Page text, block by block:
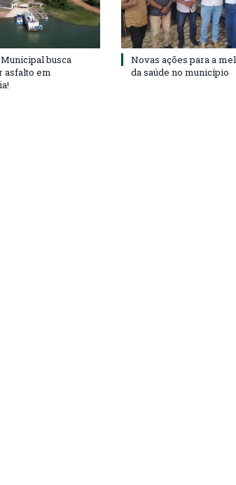
busca
asfalto em
Novas ações para a
da saúde no município